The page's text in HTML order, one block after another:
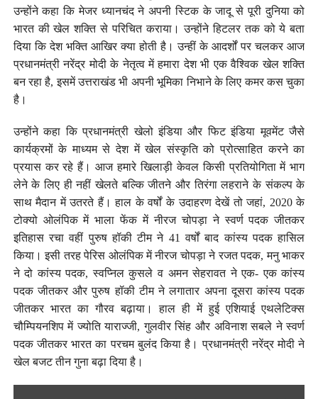
उन्होंने कहा कि मेजर ध्यानचंद ने अपनी स्टिक के जादू से पूरी दुनिया को
भारत की खेल शक्ति से परिचित कराया। उन्होंने हिटलर तक को ये बता
दिया कि देश भक्ति आखिर क्या होती है। उन्हीं के आदर्शों पर चलकर आज
प्रधानमंत्री नरेंद्र मोदी के नेतृत्व में हमारा देश भी एक वैश्विक खेल शक्ति
बन रहा है, इसमें उत्तराखंड भी अपनी भूमिका निभाने के लिए कमर कस चुका
है।
उन्होंने कहा कि प्रधानमंत्री खेलो इंडिया और फिट इंडिया मूवमेंट जैसे
कार्यक्रमों के माध्यम से देश में खेल संस्कृति को प्रोत्साहित करने का
प्रयास कर रहे हैं। आज हमारे खिलाड़ी केवल किसी प्रतियोगिता में भाग
लेने के लिए ही नहीं खेलते बल्कि जीतने और तिरंगा लहराने के संकल्प के
साथ मैदान में उतरते हैं। हाल के वर्षों के उदाहरण देखें तो जहां, 2020 के
टोक्यो ओलंपिक में भाला फेंक में नीरज चोपड़ा ने स्वर्ण पदक जीतकर
इतिहास रचा वहीं पुरुष हॉकी टीम ने 41 वर्षों बाद कांस्य पदक हासिल
किया। इसी तरह पेरिस ओलंपिक में नीरज चोपड़ा ने रजत पदक, मनु भाकर
ने दो कांस्य पदक, स्वप्निल कुसले व अमन सेहरावत ने एक- एक कांस्य
पदक जीतकर और पुरुष हॉकी टीम ने लगातार अपना दूसरा कांस्य पदक
जीतकर भारत का गौरव बढ़ाया। हाल ही में हुई एशियाई एथलेटिक्स
चौम्पियनशिप में ज्योति याराज्जी, गुलवीर सिंह और अविनाश सबले ने स्वर्ण
पदक जीतकर भारत का परचम बुलंद किया है। प्रधानमंत्री नरेंद्र मोदी ने
खेल बजट तीन गुना बढ़ा दिया है।